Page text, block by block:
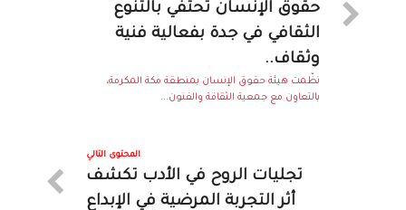
حقوق الإنسان تحتفي بالتنوع
الثقافي في جدة بفعالية فنية
وثقاف..
نظّمت هيئة حقوق الإنسان بمنطقة مكة المكرمة،
بالتعاون مع جمعية الثقافة والفنون...
المحتوى التالي
تجليات الروح في الأدب تكشف
أثر التجربة المرضية في الإبداع